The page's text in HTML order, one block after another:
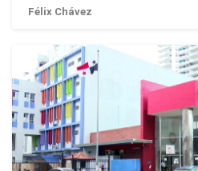
Félix Chávez